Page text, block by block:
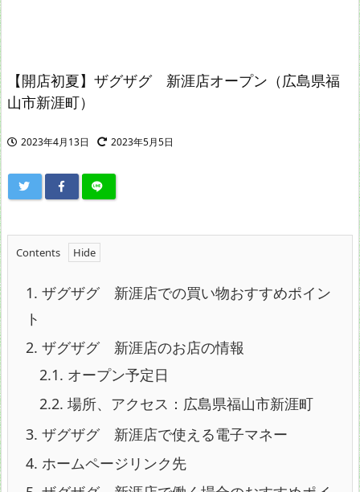
【開店初夏】ザグザグ 新涯店オープン（広島県福
山市新涯町）
2023年4月13日 2023年5月5日
Contents
1. ザグザグ 新涯店での買い物おすすめポイン
ト
2. ザグザグ 新涯店のお店の情報
2.1. オープン予定日
2.2. 場所、アクセス：広島県福山市新涯町
3. ザグザグ 新涯店で使える電子マネー
4. ホームページリンク先